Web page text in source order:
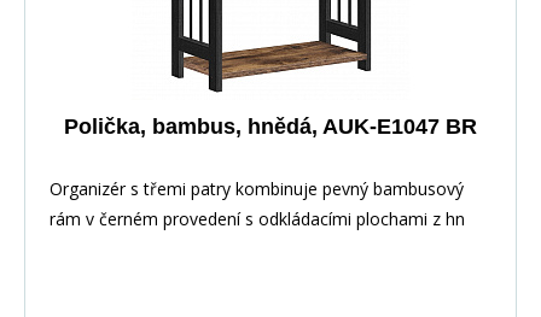
Polička, bambus, hnědá, AUK-E1047 BR
Organizér s třemi patry kombinuje pevný bambusový
rám v černém provedení s odkládacími plochami z hn